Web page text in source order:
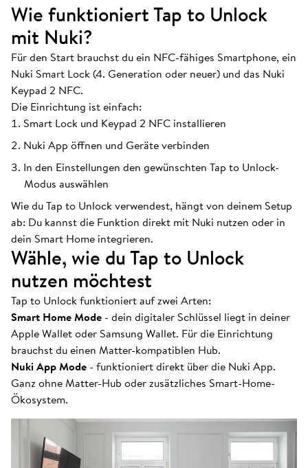
Wie funktioniert Tap to Unlock
mit Nuki?
Für den Start brauchst du ein NFC-fähiges Smartphone, ein
Nuki Smart Lock (4. Generation oder neuer) und das Nuki
Keypad 2 NFC.
Die Einrichtung ist einfach:
Smart Lock und Keypad 2 NFC installieren
Nuki App öffnen und Geräte verbinden
In den Einstellungen den gewünschten Tap to Unlock-
Modus auswählen
Wie du Tap to Unlock verwendest, hängt von deinem Setup
ab: Du kannst die Funktion direkt mit Nuki nutzen oder in
dein Smart Home integrieren.
Wähle, wie du Tap to Unlock
nutzen möchtest
Tap to Unlock funktioniert auf zwei Arten:
Smart Home Mode - dein digitaler Schlüssel liegt in deiner
Apple Wallet oder Samsung Wallet. Für die Einrichtung
brauchst du einen Matter-kompatiblen Hub.
Nuki App Mode - funktioniert direkt über die Nuki App.
Ganz ohne Matter-Hub oder zusätzliches Smart-Home-
Ökosystem.